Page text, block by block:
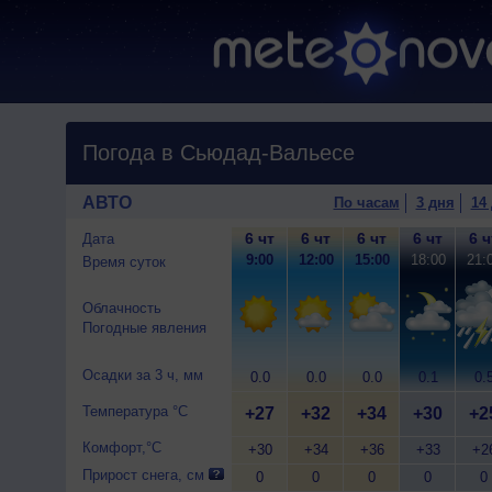
Погода в Сьюдад-Вальесе
АВТО По часам 3 дня 14
Дата
Время суток
Облачность
Погодные явления
Осадки за 3 ч, мм
Температура °C
Комфорт,°C
Прирост снега, см
6 чт
9:00
0.0
+27
+30
0
6 чт
12:00
0.0
+32
+34
0
6 чт
15:00
0.0
+34
+36
0
6 чт
18:00
0.1
+30
+33
0
6
0